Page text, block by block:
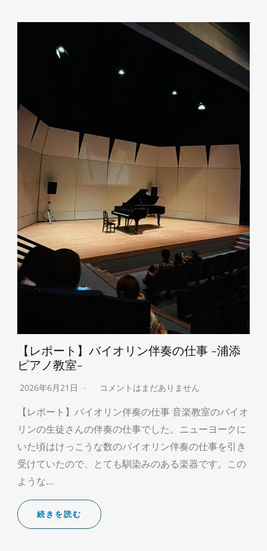
【レポート】バイオリン伴奏の仕事 -浦添
ピアノ教室-
2026年6月21日 コメントはまだありません
【レポート】バイオリン伴奏の仕事 音楽教室のバイオ
リンの生徒さんの伴奏の仕事でした。ニューヨークに
いた頃はけっこうな数のバイオリン伴奏の仕事を引き
受けていたので、とても馴染みのある楽器です。この
ような…
続きを読む